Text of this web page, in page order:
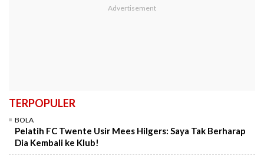
TERPOPULER
BOLA
Pelatih FC Twente Usir Mees Hilgers: Saya Tak Berharap
Dia Kembali ke Klub!